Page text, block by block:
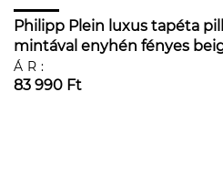
Philipp Plein luxus tapéta
mintával enyhén fényes
ÁR:
83 990 Ft